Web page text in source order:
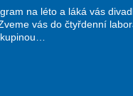
na léto a láká vás
vás do čtyřdenní